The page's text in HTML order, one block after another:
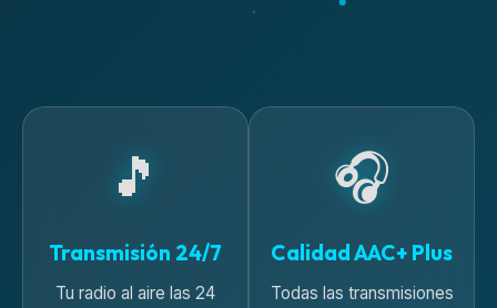
🎵
Transmisión 24/7
Tu radio al aire las 24
🎧
Calidad AAC+ Plus
Todas las transmisiones